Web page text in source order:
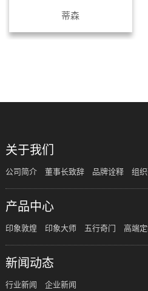
蒂森
关于我们
公司简介 董事长致辞 品牌诠释 组
产品中心
印象敦煌 印象大师 五行奇门 高端
新闻动态
行业新闻 企业新闻